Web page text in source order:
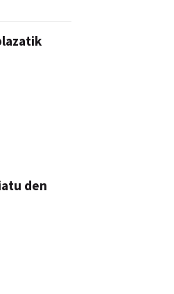
den